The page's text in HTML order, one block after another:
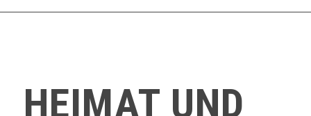
HEIMAT UND